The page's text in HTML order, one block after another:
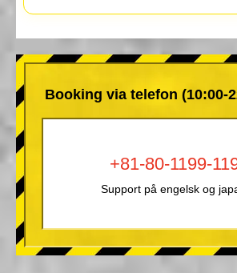
Booking via telefon (10:00-
+81-80-1199-
Support på engelsk og